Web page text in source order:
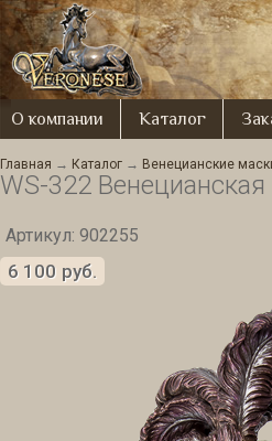
О компании Каталог
Главная → Каталог → Венецианские
WS-322
Артикул: 902255
6 100 руб.